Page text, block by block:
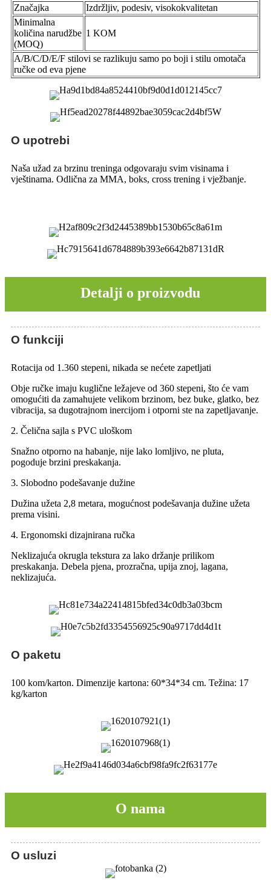
Značajka
Izdržljiv, podesiv, visokokvalitetan
Minimalna
količina narudžbe
(MOQ)
1 KOM
A/B/C/D/E/F stilovi se razlikuju samo po boji i stilu omotača
ručke od eva pjene
O upotrebi
Naša užad za brzinu treninga odgovaraju svim visinama i
vještinama. Odlična za MMA, boks, cross trening i vježbanje.
Detalji o proizvodu
O funkciji
Rotacija od 1.360 stepeni, nikada se nećete zapetljati
Obje ručke imaju kuglične ležajeve od 360 stepeni, što će vam
omogućiti da zamahujete velikom brzinom, bez buke, glatko, bez
vibracija, sa dugotrajnom inercijom i otporni ste na zapetljavanje.
2. Čelična sajla s PVC uloškom
Snažno otporno na habanje, nije lako lomljivo, ne pluta,
pogoduje brzini preskakanja.
3. Slobodno podešavanje dužine
Dužina užeta 2,8 metara, mogućnost podešavanja dužine užeta
prema visini.
4. Ergonomski dizajnirana ručka
Neklizajuća okrugla tekstura za lako držanje prilikom
preskakanja. Debela pjena, prozračna, upija znoj, lagana,
neklizajuća.
O paketu
100 kom/karton. Dimenzije kartona: 60*34*34 cm. Težina: 17
kg/karton
O nama
O usluzi